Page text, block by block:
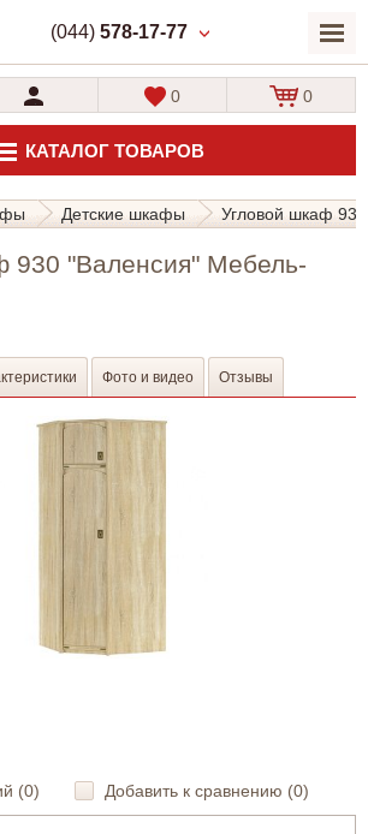
(044) 578-17-77
КАТАЛОГ ТОВАРОВ
0 0
Детские шкафы Угловой шкаф
930 "Валенсия" Мебель-
Фото и видео Отзывы
(0) Добавить к сравнению (0)